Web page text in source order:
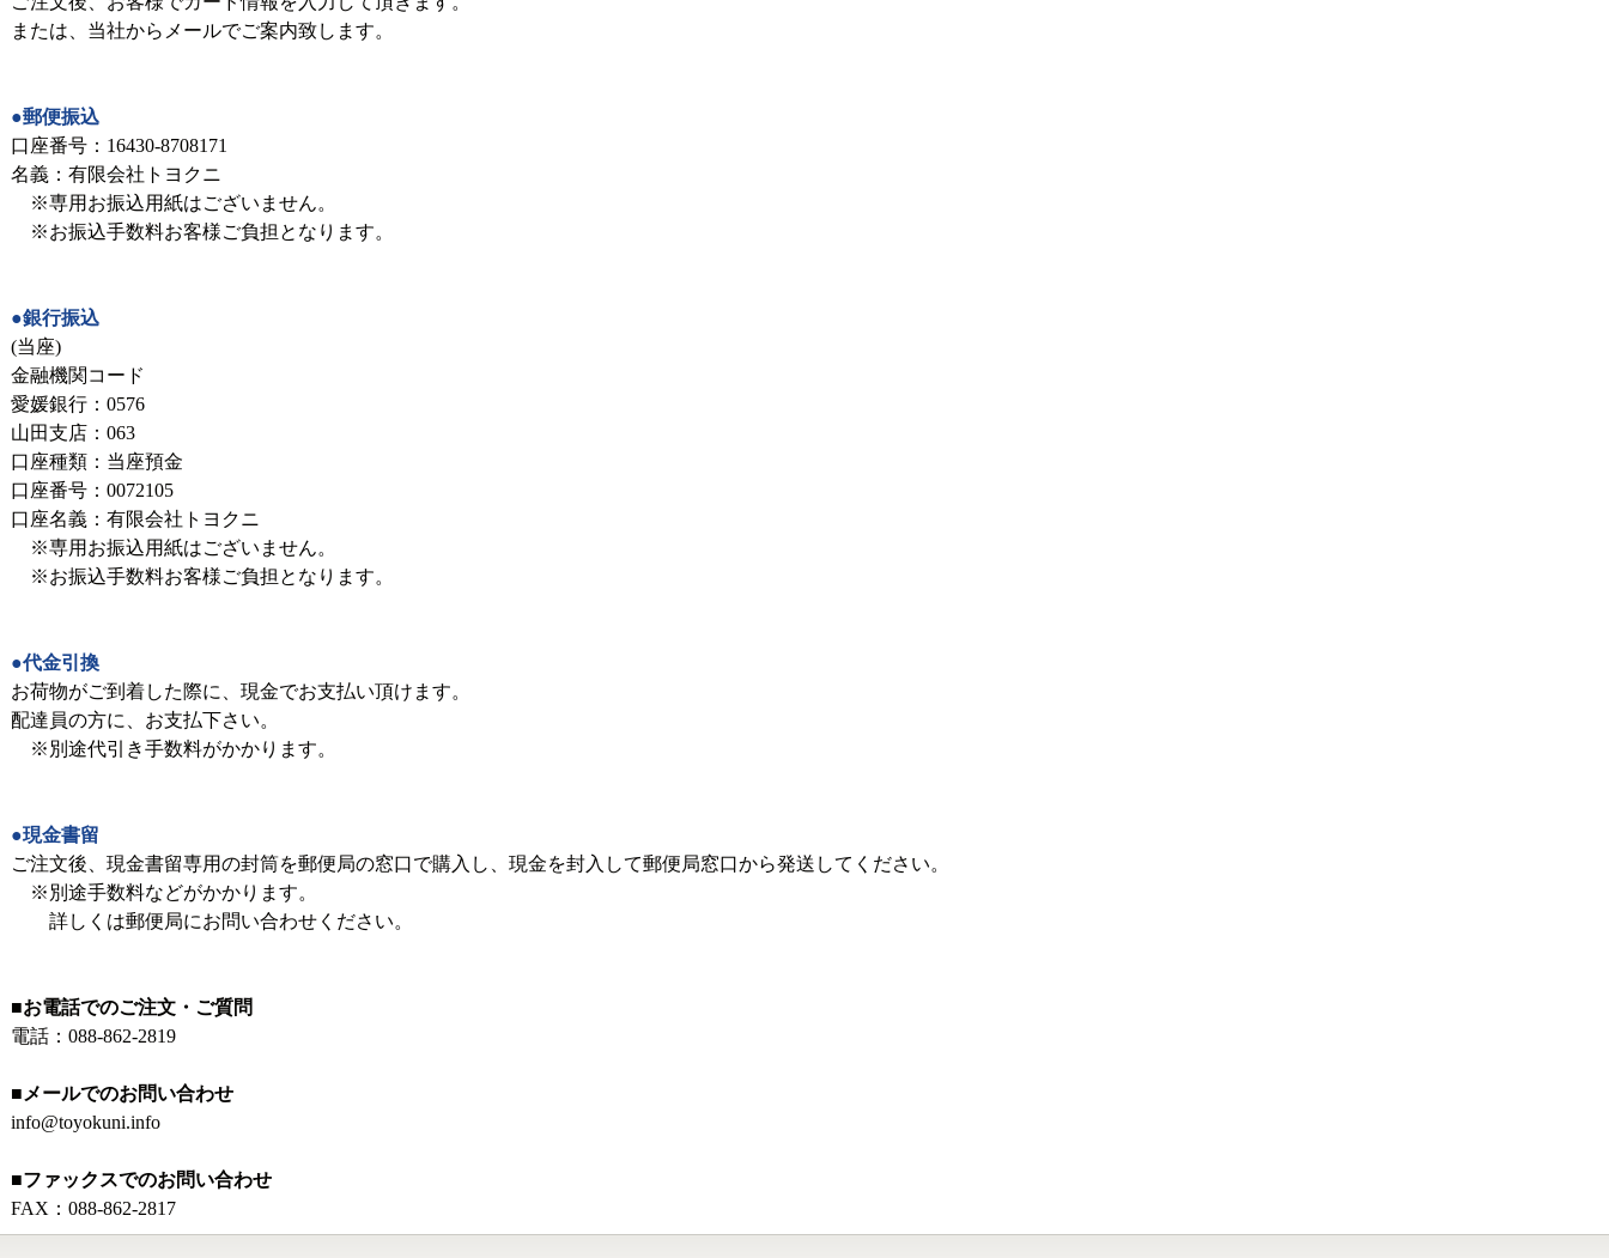
または、当社からメールでご案内致します。
●郵便振込
口座番号：16430-8708171
名義：有限会社トヨクニ
※専用お振込用紙はございません。
※お振込手数料お客様ご負担となります。
●銀行振込
(当座)
金融機関コード
愛媛銀行：0576
山田支店：063
口座種類：当座預金
口座番号：0072105
口座名義：有限会社トヨクニ
※専用お振込用紙はございません。
※お振込手数料お客様ご負担となります。
●代金引換
お荷物がご到着した際に、現金でお支払い頂けます。
配達員の方に、お支払下さい。
※別途代引き手数料がかかります。
●現金書留
ご注文後、現金書留専用の封筒を郵便局の窓口で購入し、現金を封入して郵便局窓口から発送してください。
※別途手数料などがかかります。
詳しくは郵便局にお問い合わせください。
■お電話でのご注文・ご質問
電話： 088-862-2819
■メールでのお問い合わせ
info@toyokuni.info
■ファックスでのお問い合わせ
FAX：088-862-2817